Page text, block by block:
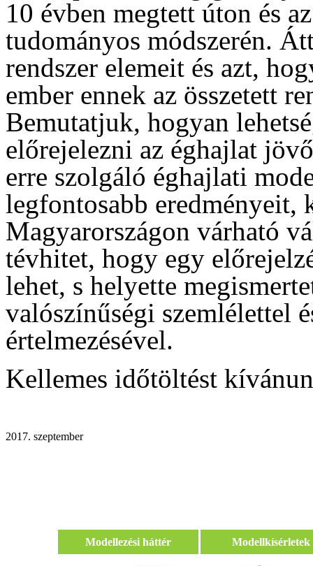
10 évben megtett úton és
tudományos módszerén.
rendszer elemeit és azt,
ember ennek az összetett
Bemutatjuk, hogyan
előrejelezni az éghajlat
erre szolgáló éghajlati
legfontosabb eredményeit,
Magyarországon várható
tévhitet, hogy egy
lehet, s helyette
valószínűségi szemlélettel
értelmezésével.
Kellemes időtöltést
2017. szeptember
Modellezési háttér Modellkísérletek